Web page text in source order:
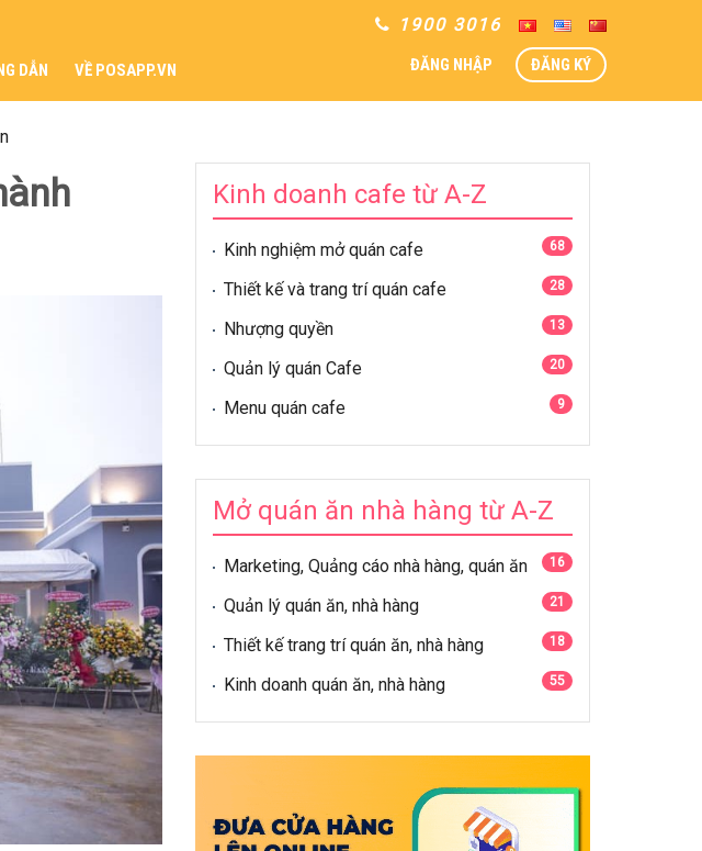
1900 3016
DẪN VỀ POSAPP.VN ĐĂNG NHẬP ĐĂNG KÝ
Kinh doanh cafe từ A-Z
Kinh nghiệm mở quán cafe 68
Thiết kế và trang trí quán cafe 28
Nhượng quyền 13
Quản lý quán Cafe 20
Menu quán cafe 9
Mở quán ăn nhà hàng từ A-Z
Marketing, Quảng cáo nhà hàng, quán ăn 16
Quản lý quán ăn, nhà hàng 21
Thiết kế trang trí quán ăn, nhà hàng 18
Kinh doanh quán ăn, nhà hàng 55